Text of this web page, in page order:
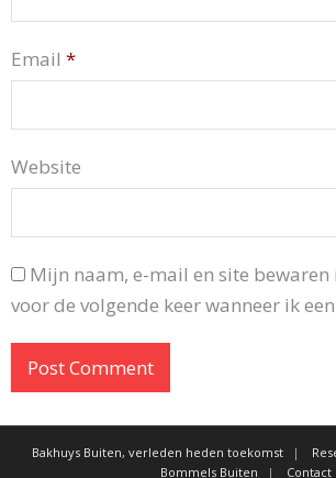
Email *
Website
Mijn naam, e-mail en site bewaren
voor de volgende keer wanneer ik
Bakhuys Buiten, verleden heden toekomst
Bommels Buiten
Contact